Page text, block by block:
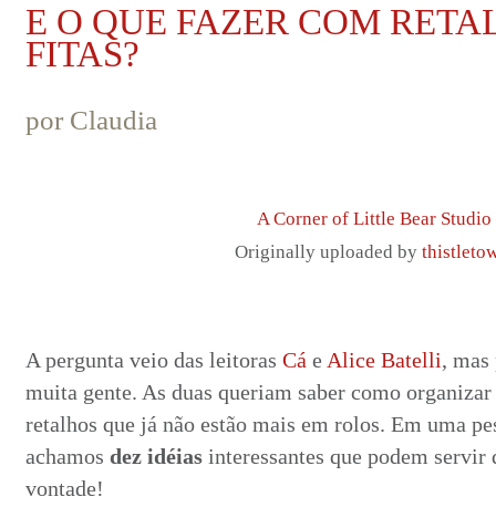
E O QUE FAZER COM
FITAS?
por Claudia
A Corner of Little Bear Studio
Originally uploaded by
A pergunta veio das leitoras Cá e Alice Batelli, mas
muita gente. As duas queriam saber como
retalhos que já não estão mais em rolos. Em uma
achamos dez idéias interessantes que podem
vontade!